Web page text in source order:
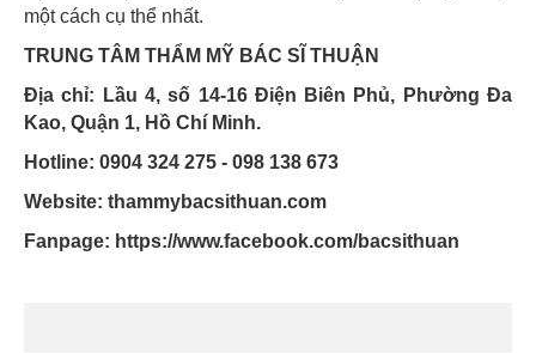
một cách cụ thể nhất.
TRUNG TÂM THẨM MỸ BÁC SĨ THUẬN
Địa chỉ: Lầu 4, số 14-16 Điện Biên Phủ, Phường Đa
Kao, Quận 1, Hồ Chí Minh.
Hotline: 0904 324 275 - 098 138 673
Website: thammybacsithuan.com
Fanpage: https://www.facebook.com/bacsithuan